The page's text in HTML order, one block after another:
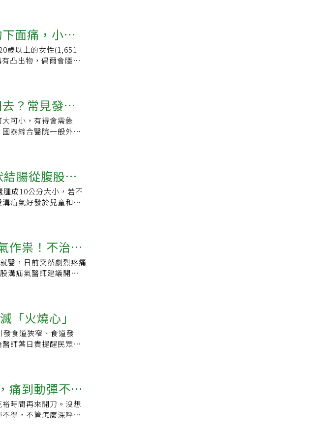
議如果妳有不明原因
狀，最好找專科醫師
粉絲專頁)
，如單純疱疹、帶狀
容癲癇、熱痙攣等身
。常見於大腦異常放
是「經」攣。發燒引
呼吸窘迫。12.收
見的傳統儀式，藉由
膚、皮下脂肪、筋
弱處或缺口凸出形成
合，後天性則與長時
計，男性一生罹患腹
成年男性發生率約為
但若是突出腸道卡
塞，嚴重時甚至引發
主要診斷方式，必要
直接縫合或使用人工
，且出現雙側疝氣。
限，因此選擇達文西
陳昱天提醒，民眾若
應提高警覺。平時也可
，避免病情惡化。
面痛，小心
看
歲以上的女性(1,651
凸出物，偶爾會隱隱
形，經過超音波檢查
補術，由於手術傷口
休養。一周後回診檢
感到不舒服，總算解
林才揚指出，女性腹
保險醫療統計年報統
2,345人，比例約
。什麼是腹股溝疝
「脫腸」，是部分內
疝氣，是最常見的一
氣依照成因及結構，
腹股溝疝氣摸起來像
過好幾個禮拜或好幾
生。腹股溝疝氣不會
「疝氣」。比起男生
此女性的腹股溝疝氣
內壓過高所致。女性
史或頑固性便祕的女
7%，且男女發生的比
9：15、 屍體解剖顯
作。(以上數據為博愛
接型（先天性）腹股
至陰囊定位，因此留
？常見發生
可小，有得會需急
泰綜合醫院一般外科
的孔洞，當腹腔壓力
孔洞擴大，醫學稱之
，患部外觀會凸起一
等症狀。疝氣常見發
切口疝氣、側腹壁疝
情況就算成功。２種
洞稍微較大，剛好可
平後消失，只要沒有
氣若能推回去，便不
依舊存在，並無法透
行手術修補孔洞，避
眾也大多會再自行觀
不適就盡快檢查別再
發生後孔洞通常就會
流不順、器官壞死、
情況應盡速就醫。疝
李君豪醫師指出，疝
術治療使其復原。傳
腸從腹股溝
腫成10公分大小，若不
疝氣好發於兒童和中
林先生到醫院看診，
月，醫師查看患部，
嚴重可能導致腸阻塞
改善症狀並返家。
兒童及中老年人，男
肌肉薄弱或破損使內
致疝氣。疝氣患者通
，腫塊可退回原本位
症狀，這時需趕緊安
術傷口較大，恢復時
較快，患者很快地就
在術後應避免搬重
，應盡速選擇專業醫
起2個月不理突劇痛，
作祟！不治療
醫，日前突然劇烈疼痛
溝疝氣醫師建議開刀，
宏說，疝氣形成的原
腔下降到陰囊裡時，
男性的疝氣多於女
腹股溝附近，或以前
塊，當腹部壓力增加
勒壓阻斷，嵌頓式疝
成腸子卡住的缺血性
治療方法可利用微創
再加上二個約0.5公分
「火燒心」
食道狹窄、食道發
師葉日貴提醒民眾，
像火燒的感覺，讓人
科尋求協助，在專科
，經過醫師開立藥物
明，人的喉部往下是
肌」（賁門）隔絕
痛到動彈不得
時間再來開刀。沒想
得，不管怎麼深呼吸